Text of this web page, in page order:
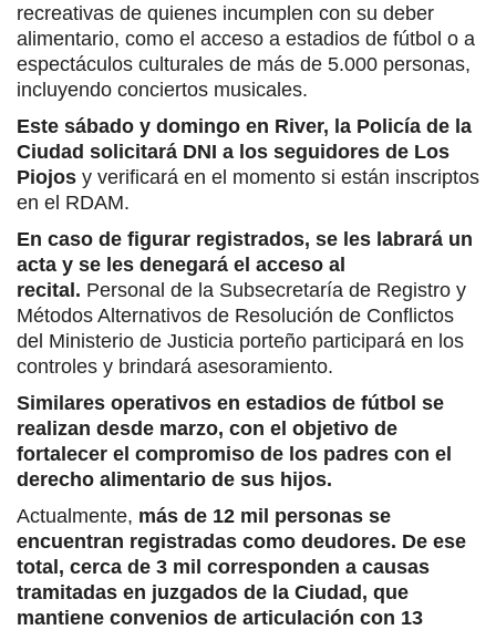
recreativas de quienes incumplen con su deber
alimentario, como el acceso a estadios de fútbol o a
espectáculos culturales de más de 5.000 personas,
incluyendo conciertos musicales.
Este sábado y domingo en River, la Policía de la
Ciudad solicitará DNI a los seguidores de Los
Piojos y verificará en el momento si están inscriptos
en el RDAM.
En caso de figurar registrados, se les labrará un
acta y se les denegará el acceso al
recital. Personal de la Subsecretaría de Registro y
Métodos Alternativos de Resolución de Conflictos
del Ministerio de Justicia porteño participará en los
controles y brindará asesoramiento.
Similares operativos en estadios de fútbol se
realizan desde marzo, con el objetivo de
fortalecer el compromiso de los padres con el
derecho alimentario de sus hijos.
Actualmente, más de 12 mil personas se
encuentran registradas como deudores. De ese
total, cerca de 3 mil corresponden a causas
tramitadas en juzgados de la Ciudad, que
mantiene convenios de articulación con 13